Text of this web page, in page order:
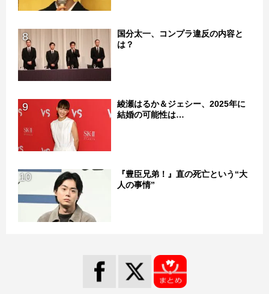
8
国分太一、コンプラ違反の内容と
は？
9
綾瀬はるか＆ジェシー、2025年に
結婚の可能性は…
10
『豊臣兄弟！』直の死亡という“大
人の事情”